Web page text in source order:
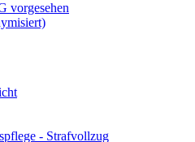
vorgesehen
- Strafvollzug